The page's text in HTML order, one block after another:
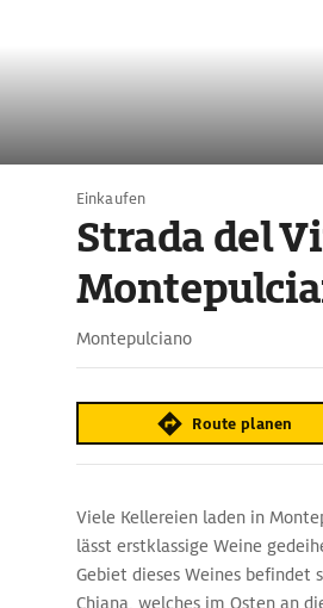
Einkaufen
Strada del
Montepulciano
Route planen
Viele Kellereien laden in
lässt erstklassige Weine
Gebiet dieses Weines befindet
Chiana, welches im Osten an